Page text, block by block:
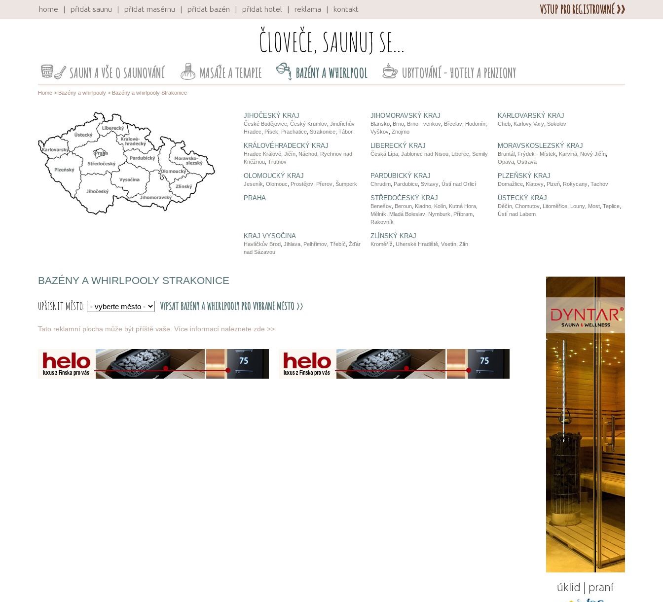
home přidat saunu přidat masérnu přidat bazén přidat hotel reklama kontakt VSTUP PRO REGISTROVANÉ »»
ČLOVEČE, SAUNUJ SE...
SAUNY A VŠE O SAUNOVÁNÍ MASÁŽE A TERAPIE BAZÉNY A WHIRLPOOL UBYTOVÁNÍ - HOTELY A PENZIONY
Home > Bazény a whirlpooly > Bazény a whirlpooly Strakonice
JIHOČESKÝ KRAJ
České Budějovice, Český Krumlov, Jindřichův
Hradec
Písek Prachatice, Strakonice, Tábor
JIHOMORAVSKÝ KRAJ
Blansko, Brno, Brno - venkov, Břeclav, Hodonín,
Vyškov, Znojmo
KARLOVARSKÝ KRAJ
Cheb, Karlovy Vary, Sokolov
KRÁLOVÉHRADECKÝ KRAJ
Hradec Králové, Jičín, Náchod, Rychnov nad
Kněžnou, Trutnov
LIBERECKÝ KRAJ
Česká Lípa, Jablonec nad Nisou, Liberec Semily
MORAVSKOSLEZSKÝ KRAJ
Bruntál, Frýdek - Místek Karviná, Nový Jičín,
Opava, Ostrava
OLOMOUCKÝ KRAJ
Jeseník Olomouc Prostějov, Přerov, Šumperk
PARDUBICKÝ KRAJ
Chrudim, Pardubice, Svitavy, Ústí nad Orlicí
PLZEŇSKÝ KRAJ
Domažlice, Klatovy, Plzeň, Rokycany, Tachov
PRAHA STŘEDOČESKÝ KRAJ
Benešov, Beroun, Kladno, Kolín, Kutná Hora,
Mělník
Mladá Boleslav, Nymburk Příbram,
Rakovník
ÚSTECKÝ KRAJ
Děčín, Chomutov, Litoměřice, Louny, Most, Teplice,
Ústí nad Labem
KRAJ VYSOČINA
Havlíčkův Brod, Jihlava, Pelhřimov, Třebíč Žďár
nad Sázavou
ZLÍNSKÝ KRAJ
Kroměříž Uherské Hradiště, Vsetín, Zlín
BAZÉNY A WHIRLPOOLY STRAKONICE
UPŘESNIT MĚSTO:
Tato reklamní plocha může být příště vaše. Více informací naleznete zde >>